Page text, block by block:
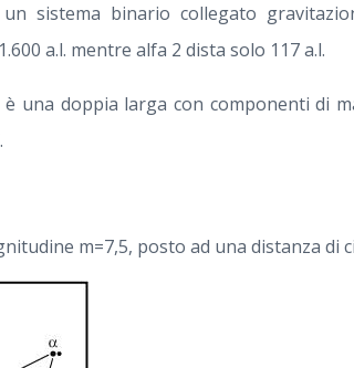
sistema binario collegato
a.l. mentre alfa 2 dista solo 117 a.l.
è una doppia larga con componenti di
m=7,5, posto ad una distanza di